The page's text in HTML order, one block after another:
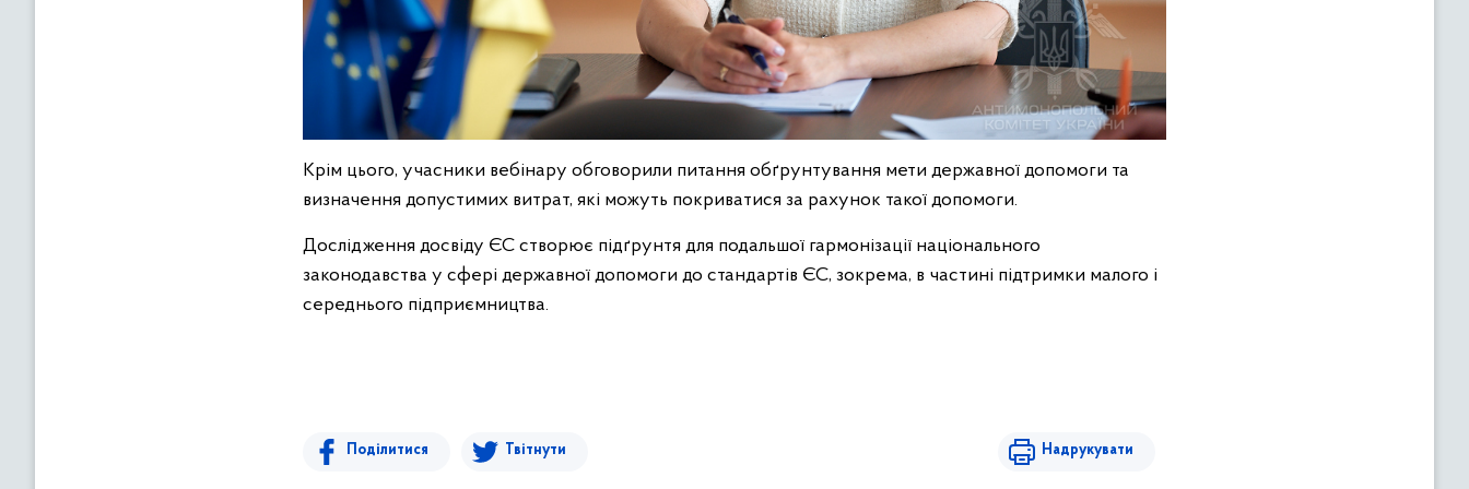
Крім цього, учасники вебінару обговорили питання обґрунтування мети державної допомоги та
визначення допустимих витрат, які можуть покриватися за рахунок такої допомоги.
Дослідження досвіду ЄС створює підґрунтя для подальшої гармонізації національного
законодавства у сфері державної допомоги до стандартів ЄС, зокрема, в частині підтримки малого і
середнього підприємництва.
Поділитися Твітнути Надрукувати